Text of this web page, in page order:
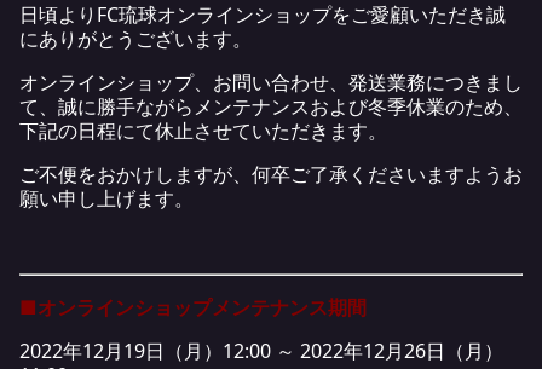
日頃よりFC琉球オンラインショップをご愛顧いただき誠
にありがとうございます。
オンラインショップ、お問い合わせ、発送業務につきまし
て、誠に勝手ながらメンテナンスおよび冬季休業のため、
下記の日程にて休止させていただきます。
ご不便をおかけしますが、何卒ご了承くださいますようお
願い申し上げます。
■オンラインショップメンテナンス期間
2022年12月19日（月）12:00 ～ 2022年12月26日（月）